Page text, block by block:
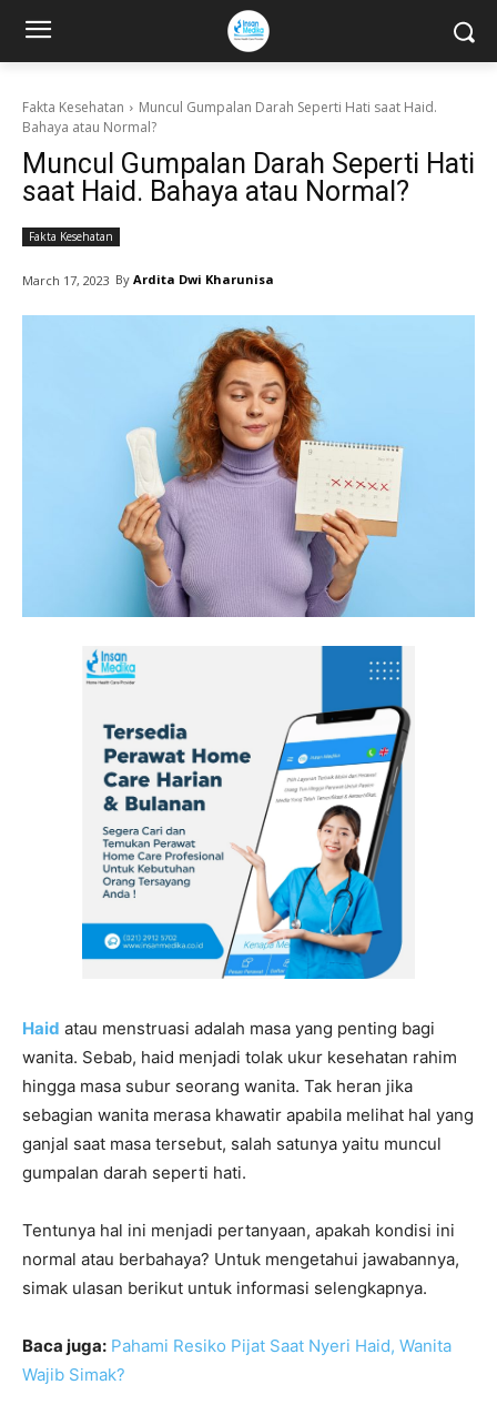
Fakta Kesehatan
Muncul Gumpalan Darah Seperti Hati saat Haid.
Bahaya atau Normal?
Muncul Gumpalan Darah Seperti Hati
saat Haid. Bahaya atau Normal?
Fakta Kesehatan
March 17, 2023 By Ardita Dwi Kharunisa
Haid atau menstruasi adalah masa yang penting bagi
wanita. Sebab, haid menjadi tolak ukur kesehatan rahim
hingga masa subur seorang wanita. Tak heran jika
sebagian wanita merasa khawatir apabila melihat hal yang
ganjal saat masa tersebut, salah satunya yaitu muncul
gumpalan darah seperti hati.
Tentunya hal ini menjadi pertanyaan, apakah kondisi ini
normal atau berbahaya? Untuk mengetahui jawabannya,
simak ulasan berikut untuk informasi selengkapnya.
Baca juga: Pahami Resiko Pijat Saat Nyeri Haid, Wanita
Wajib Simak?